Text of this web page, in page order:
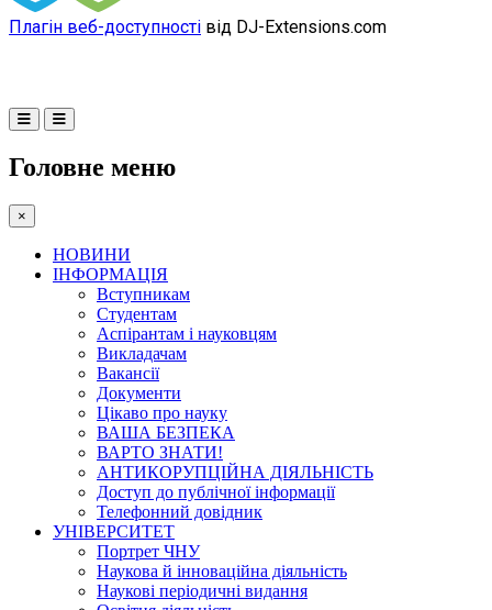
Плагін веб-доступності від DJ-Extensions.com
Головне меню
×
НОВИНИ
ІНФОРМАЦІЯ
Вступникам
Студентам
Аспірантам і науковцям
Викладачам
Вакансії
Документи
Цікаво про науку
ВАША БЕЗПЕКА
ВАРТО ЗНАТИ!
АНТИКОРУПЦІЙНА ДІЯЛЬНІСТЬ
Доступ до публічної інформації
Телефонний довідник
УНІВЕРСИТЕТ
Портрет ЧНУ
Наукова й інноваційна діяльність
Наукові періодичні видання